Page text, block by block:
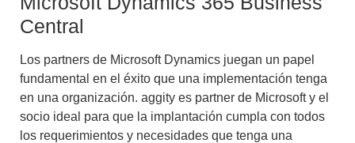
Central
Los partners de Microsoft Dynamics juegan un papel
fundamental en el éxito que una implementación tenga
en una organización. aggity es partner de Microsofty el
socio ideal para que la implantación cumpla con todos
los requerimientos y necesidades que tenga una